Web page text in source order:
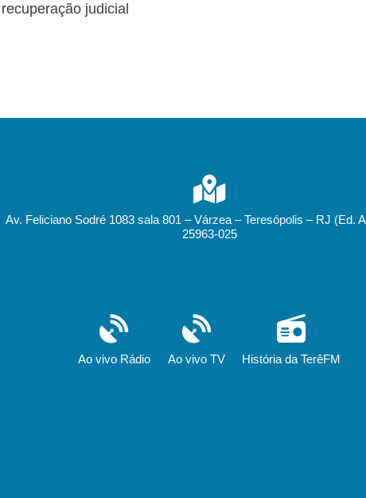
judicial
Av. Feliciano Sodré 1083 sala 801 – Várzea – Teresópolis – RJ (Ed.
25963-025
Ao vivo Rádio Ao vivo TV História da TerêFM